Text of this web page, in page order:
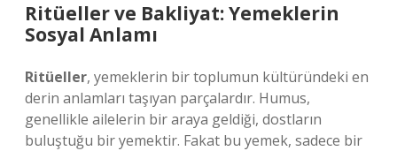
Ritüeller ve Bakliyat: Yemeklerin
Sosyal Anlamı
Ritüeller, yemeklerin bir toplumun kültüründeki en
derin anlamları taşıyan parçalardır. Humus,
genellikle ailelerin bir araya geldiği, dostların
buluştuğu bir yemektir. Fakat bu yemek, sadece bir